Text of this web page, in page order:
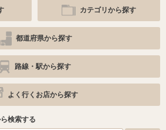
カテゴリから探す
都道府県から探す
路線・駅から探す
よく行くお店から探す
検索する